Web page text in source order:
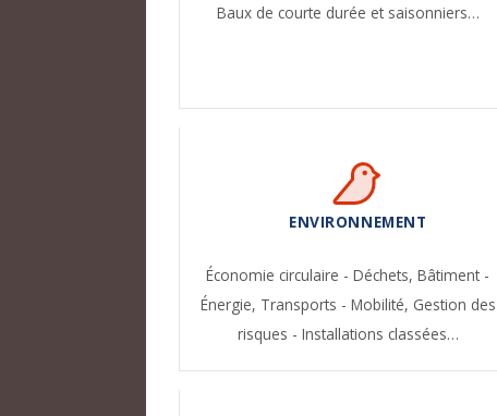
Baux de courte durée et saisonniers…
ENVIRONNEMENT
Économie circulaire - Déchets,Bâtiment -
Énergie, Transports - Mobilité, Gestion des
risques - Installations classées…